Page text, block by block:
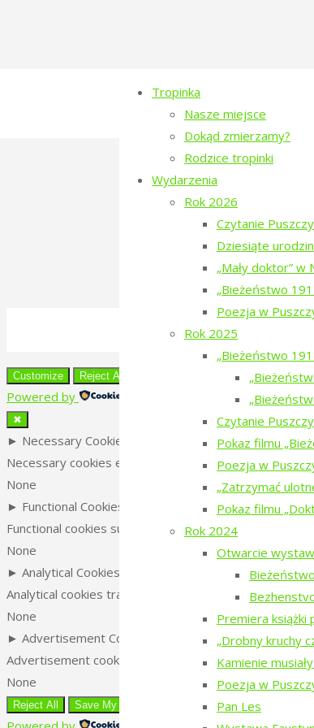
Tropinka
Nasze miejsce
Dokąd zmierzamy?
Rodzice tropinki
Wydarzenia
Rok 2026
Czytanie
Dziesiąte
„Mały doktor” w
„Bieżeństwo
Poezja w
Rok 2025
„Bieżeństwo
Czytanie
Pokaz filmu
Poezja w
„Zatrzymać
Pokaz filmu
Rok 2024
Otwarcie
Premiera książki
„Drobny kruchy
Kamienie
Poezja w
Pan Les
Aktualności
[arrow_fb_feed id=’309′]
©2016-2026 Stowarzyszenie na
Polityka prywatności
to
Customize Reject All
Powered by
✖
► Necessary Cookies
Always Active
Necessary cookies enable essential site features like
None
► Functional Cookies
Functional cookies support features like content
None
► Analytical Cookies
Analytical cookies track visitor interactions, providing
None
► Advertisement Cookies
Advertisement cookies deliver personalized ads
None
Reject All Save My Preferences Accept All